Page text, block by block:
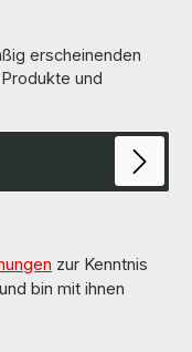
erscheinenden
und
zur Kenntnis
bin mit ihnen